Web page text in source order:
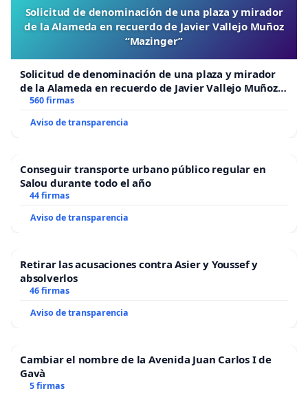
Solicitud de denominación de una plaza y mirador
de la Alameda en recuerdo de Javier Vallejo Muñoz
“Mazinger”
Solicitud de denominación de una plaza y mirador
de la Alameda en recuerdo de Javier Vallejo Muñoz
“Mazinger”
560 firmas
Aviso de transparencia
Conseguir transporte urbano público regular en
Salou durante todo el año
44 firmas
Aviso de transparencia
Retirar las acusaciones contra Asier y Youssef y
absolverlos
46 firmas
Aviso de transparencia
Cambiar el nombre de la Avenida Juan Carlos I de
Gavà
5 firmas